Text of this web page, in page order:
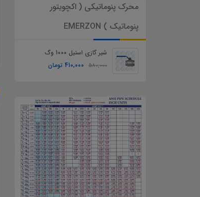
محرک پنوماتیکی ( اکچویتور
پنوماتیک ) EMERZON
شیر گازی استیل 1000 وگ
580,000
410,000 تومان
17٪